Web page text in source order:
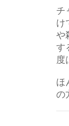
チ
け
や
す
度
ほ
の